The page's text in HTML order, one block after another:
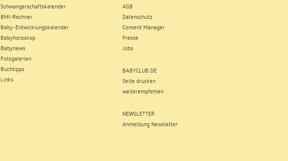
Schwangerschaftskalender
BMI-Rechner
Baby-Entwicklungskalender
Babyhoroskop
Babynews
Fotogalerien
Buchtipps
Links
AGB
Datenschutz
Consent Manager
Presse
Jobs
BABYCLUB.DE
Seite drucken
weiterempfehlen
NEWSLETTER
Anmeldung Newsletter